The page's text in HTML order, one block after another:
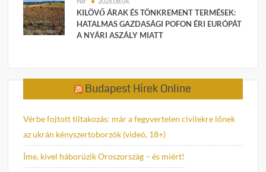
KILÖVŐ ÁRAK ÉS TÖNKREMENT TERMÉSEK:
HATALMAS GAZDASÁGI POFON ÉRI EURÓPÁT
A NYÁRI ASZÁLY MIATT
Budapest Hírek Online
Vérbe fojtott tiltakozás: már a fegyvertelen civilekre lőnek
az ukrán kényszertoborzók (videó, 18+)
Íme, kivel háborúzik Oroszország – és miért!